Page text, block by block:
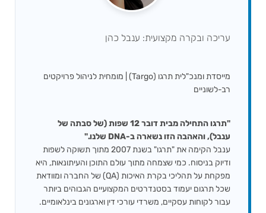
עריכה ובקרה מקצועית: ענבל כהן
מייסדת ומנכ"לית תרגו (Targo) | מומחית לניהול פרויקטים
רב-לשוניים
"תרגו התחילה מבית דובר 12 שפות (של סבתה של
ענבל), והאהבה הזו נשארה ב-DNA שלנו."
ענבל הקימה את "תרגו" בשנת 2007 מתוך תשוקה לשפות
ודיוק בניסוח. כמי שצמחה מתוך עולם התוכן והעיתונאות, היא
מפקחת על תהליכי בקרת האיכות (QA) של החברה ומוודאת
שכל תרגום יעמוד בסטנדרטים המקצועיים הגבוהים ביותר
עבור לקוחות עסקיים, משרדי עורכי דין וארגונים בינלאומיים.